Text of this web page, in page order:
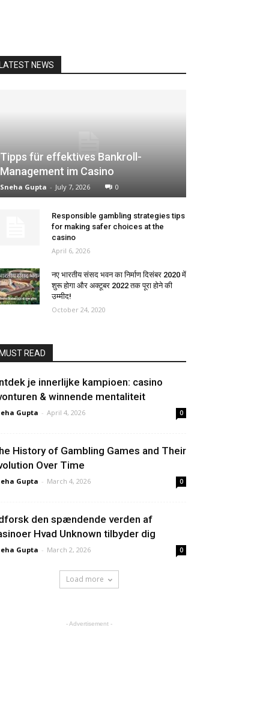
LATEST NEWS
Tipps für effektives Bankroll-
Management im Casino
Sneha Gupta - July 7, 2026 0
Responsible gambling strategies tips
for making safer choices at the
casino
April 6, 2026
नए भारतीय संसद भवन का निर्माण दिसंबर 2020 में
शुरू होगा और अक्टूबर 2022 तक पूरा होने की
उम्मीद!
October 24, 2020
MUST READ
je innerlijke kampioen: casino
& winnende mentaliteit
Gupta - April 4, 2026 0
History of Gambling Games and Their
Over Time
Gupta - March 4, 2026 0
den spændende verden af
Hvad Unknown tilbyder dig
Gupta - March 2, 2026 0
Load more
- Advertisement -